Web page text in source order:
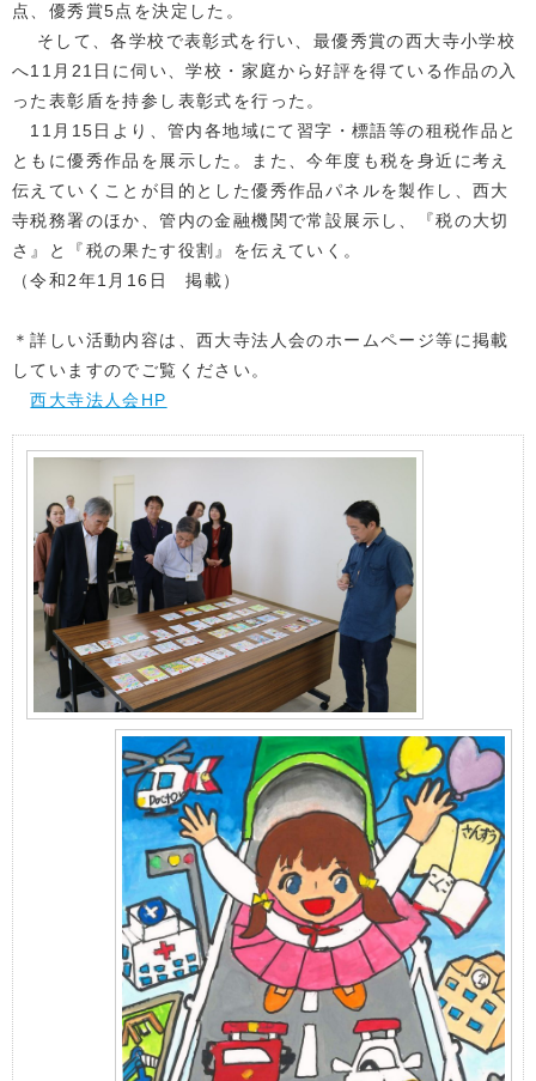
点、優秀賞5点を決定した。
そして、各学校で表彰式を行い、最優秀賞の西大寺小学校
へ11月21日に伺い、学校・家庭から好評を得ている作品の入
った表彰盾を持参し表彰式を行った。
11月15日より、管内各地域にて習字・標語等の租税作品と
ともに優秀作品を展示した。また、今年度も税を身近に考え
伝えていくことが目的とした優秀作品パネルを製作し、西大
寺税務署のほか、管内の金融機関で常設展示し、『税の大切
さ』と『税の果たす役割』を伝えていく。
（令和2年1月16日 掲載）
＊詳しい活動内容は、西大寺法人会のホームページ等に掲載
していますのでご覧ください。
西大寺法人会HP